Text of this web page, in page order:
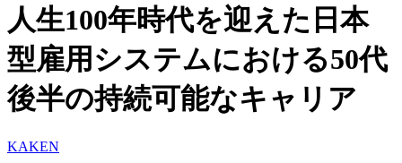
人生100年時代を迎えた日本
型雇用システムにおける50代
後半の持続可能なキャリア
KAKEN